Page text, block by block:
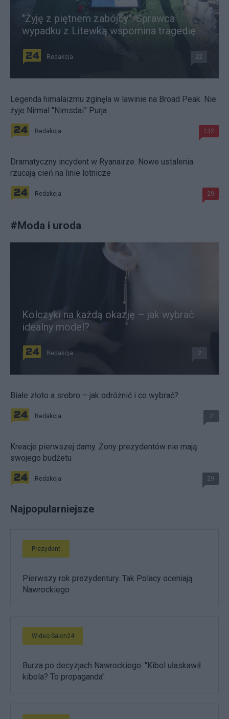
"Żyję z piętnem zabójcy". Sprawca
wypadku z Litewką wspomina tragedię
Redakcja 22
Legenda himalaizmu zginęła w lawinie na Broad Peak. Nie
żyje Nirmal "Nimsdai” Purja
Redakcja 132
Dramatyczny incydent w Ryanairze. Nowe ustalenia
rzucają cień na linie lotnicze
Redakcja 29
#Moda i uroda
Kolczyki na każdą okazję – jak wybrać
idealny model?
Redakcja 2
Białe złoto a srebro – jak odróżnić i co wybrać?
Redakcja 2
Kreacje pierwszej damy. Żony prezydentów nie mają
swojego budżetu
Redakcja 29
Najpopularniejsze
Prezydent
Pierwszy rok prezydentury. Tak Polacy oceniają
Nawrockiego
Wideo Salon24
Burza po decyzjach Nawrockiego. "Kibol ułaskawił
kibola? To propaganda"